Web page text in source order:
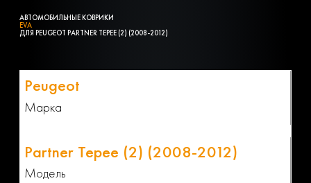
АВТОМОБИЛЬНЫЕ КОВРИКИ
EVA
ДЛЯ PEUGEOT PARTNER TEPEE (2) (2008-2012)
Марка
Модель